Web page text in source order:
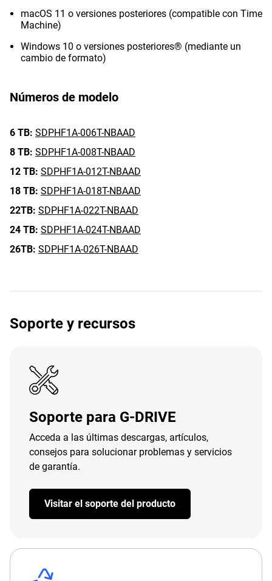
macOS 11 o versiones posteriores (compatible con Time
Machine)
Windows 10 o versiones posteriores® (mediante un
cambio de formato)
Números de modelo
6 TB: SDPHF1A-006T-NBAAD
8 TB: SDPHF1A-008T-NBAAD
12 TB: SDPHF1A-012T-NBAAD
18 TB: SDPHF1A-018T-NBAAD
22TB: SDPHF1A-022T-NBAAD
24 TB: SDPHF1A-024T-NBAAD
26TB: SDPHF1A-026T-NBAAD
Soporte y recursos
Soporte para G-DRIVE
Acceda a las últimas descargas, artículos,
consejos para solucionar problemas y servicios
de garantía.
Visitar el soporte del producto